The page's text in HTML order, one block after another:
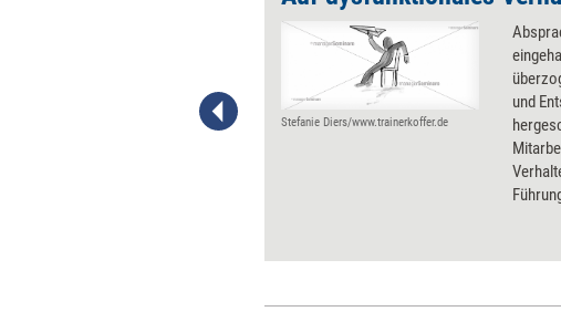
Stefanie Diers/www.trainerkoffer.de
und